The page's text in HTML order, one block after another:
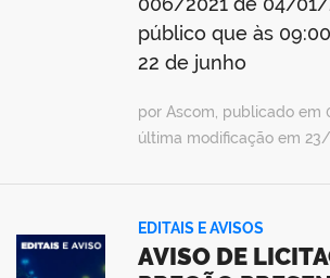
público que às
22 de junho
por Ascom, publicado em
última modificação em
EDITAIS E AVISOS
AVISO DE